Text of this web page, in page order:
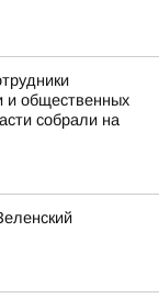
и общественных
собрали на